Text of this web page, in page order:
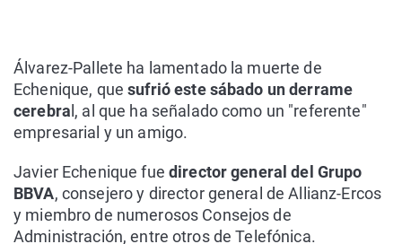
Álvarez-Pallete ha lamentado la muerte de
Echenique, que sufrió este sábado un derrame
cerebra l, al que ha señalado como un "referente"
empresarial y un amigo.
Javier Echenique fue director general del Grupo
BBVA, consejero y director general de Allianz-Ercos
y miembro de numerosos Consejos de
Administración, entre otros de Telefónica.